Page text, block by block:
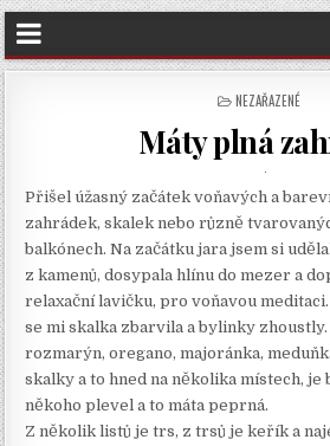
POSTED
NEZAŘAZENÉ
Máty plná
Přišel úžasný začátek voňavých a
zahrádek, skalek nebo různě
balkónech. Na začátku jara jsem si
z kamenů, dosypala hlínu do mezer a
relaxační lavičku, pro voňavou
se mi skalka zbarvila a bylinky zhoustly.
rozmarýn, oregano, majoránka,
skalky a to hned na několika místech,
někoho plevel a to máta peprná.
Z několik listů je trs, z trsů je keřík a